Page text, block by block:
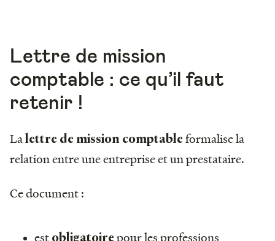
Lettre de mission
comptable : ce qu’il faut
retenir !
Lalettre de mission comptableformalise la
relation entre une entreprise et un prestataire.
Ce document :
est obligatoirepour les professions